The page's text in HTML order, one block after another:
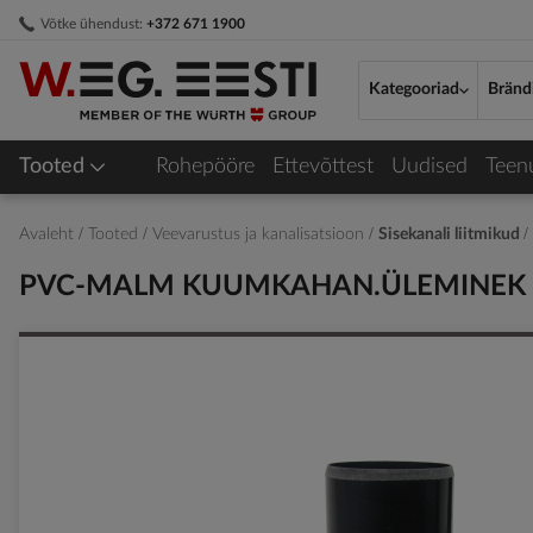
Võtke ühendust: +372 671 1900
Skip
Content
Kategooriad
Tooted Rohepööre Ettevõttest Uudised
Avaleht Tooted Veevarustus ja kanalisatsioon Sisekanali liitmikud
PVC-MALM